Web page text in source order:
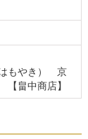
はもやき） 京
畠中商店】